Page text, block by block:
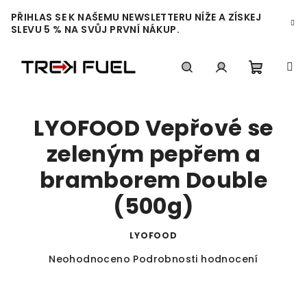
na
obsah
PŘIHLAS SE K NAŠEMU NEWSLETTERU NÍŽE A ZÍSKEJ
SLEVU 5 % NA SVŮJ PRVNÍ NÁKUP.
košík
LYOFOOD Vepřové se
zeleným pepřem a
bramborem Double
(500g)
LYOFOOD
Průměrné
Neohodnoceno Podrobnosti hodnocení